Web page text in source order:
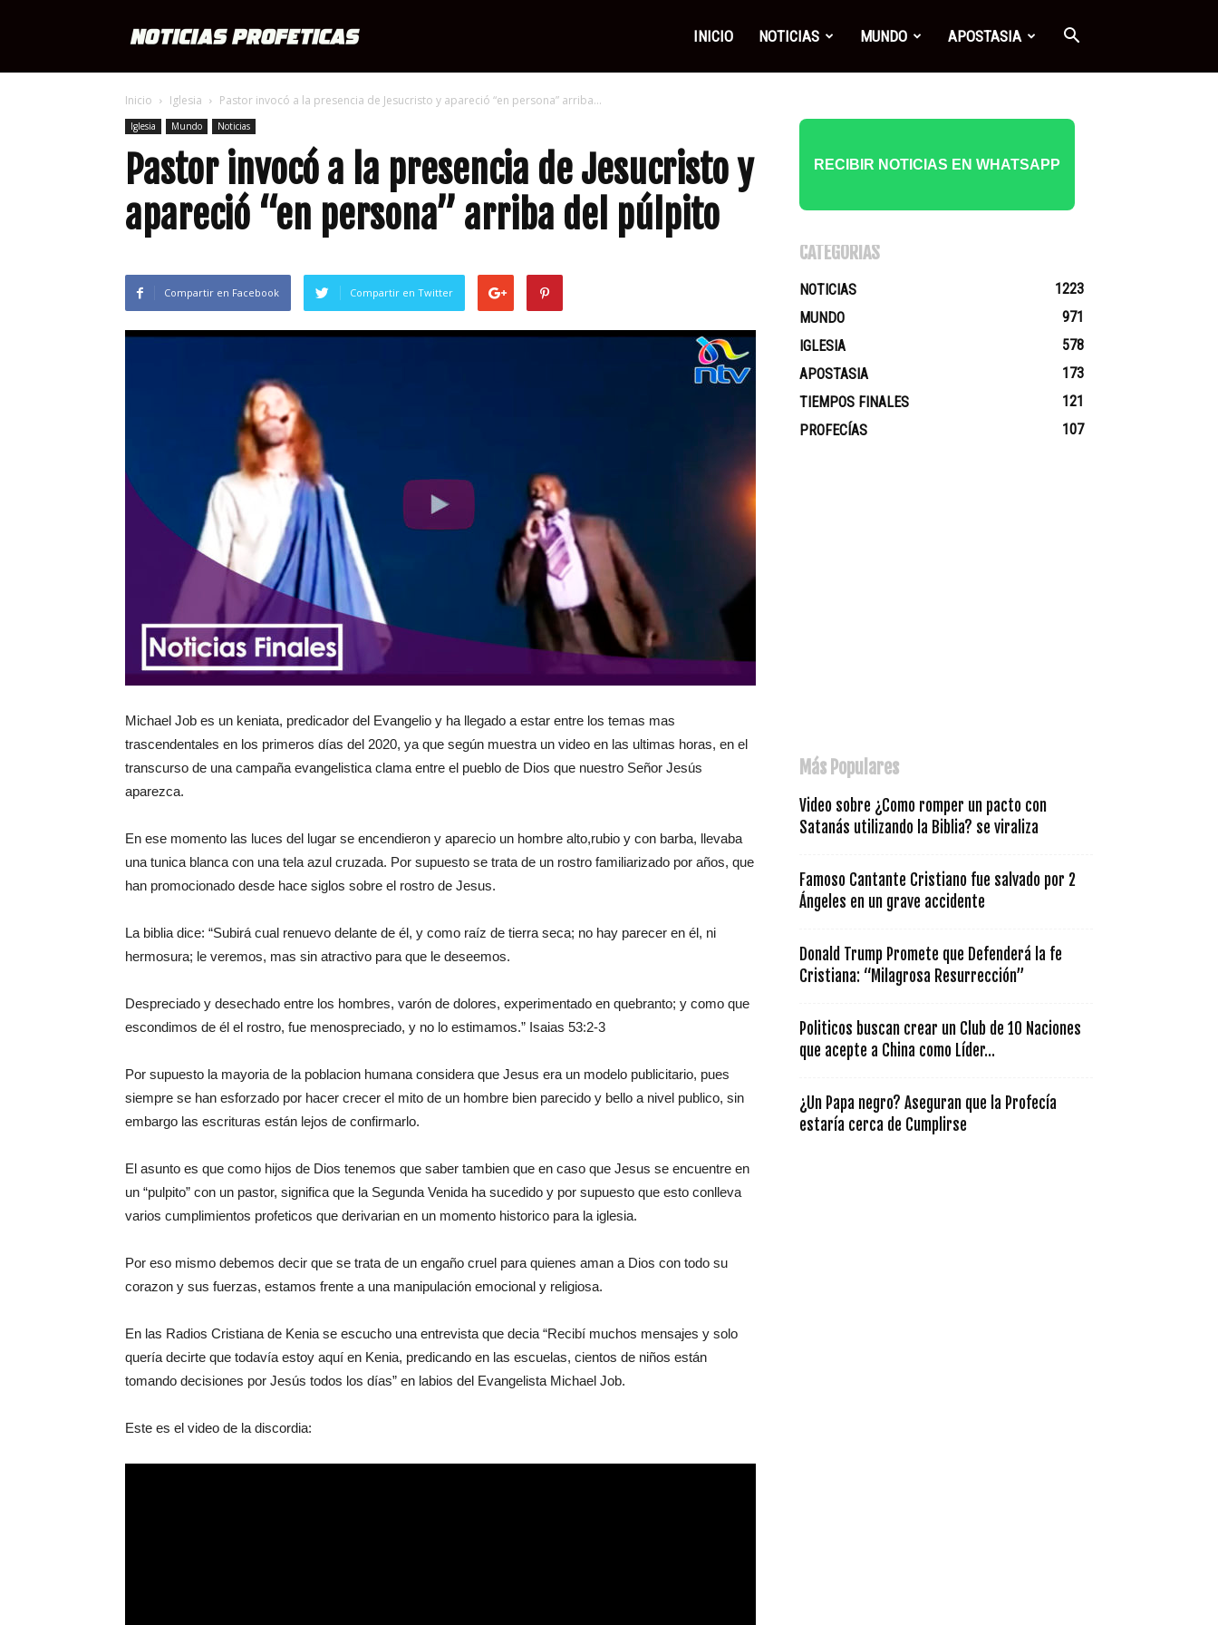
Proféticas
INICIO NOTICIAS MUNDO APOSTASIA
Inicio Iglesia Pastor invocó a la presencia de Jesucristo y apareció “en persona” arriba...
Iglesia Mundo Noticias
Pastor invocó a la presencia de Jesucristo y
apareció “en persona” arriba del púlpito
Compartir en Facebook Compartir en Twitter
Michael Job es un keniata, predicador del Evangelio y ha llegado a estar entre los temas mas
trascendentales en los primeros días del 2020, ya que según muestra un video en las ultimas horas, en el
transcurso de una campaña evangelistica clama entre el pueblo de Dios que nuestro Señor Jesús
aparezca.
En ese momento las luces del lugar se encendieron y aparecio un hombre alto,rubio y con barba, llevaba
una tunica blanca con una tela azul cruzada. Por supuesto se trata de un rostro familiarizado por años, que
han promocionado desde hace siglos sobre el rostro de Jesus.
La biblia dice: “Subirá cual renuevo delante de él, y como raíz de tierra seca; no hay parecer en él, ni
hermosura; le veremos, mas sin atractivo para que le deseemos.
Despreciado y desechado entre los hombres, varón de dolores, experimentado en quebranto; y como que
escondimos de él el rostro, fue menospreciado, y no lo estimamos.” Isaias 53:2-3
Por supuesto la mayoria de la poblacion humana considera que Jesus era un modelo publicitario, pues
siempre se han esforzado por hacer crecer el mito de un hombre bien parecido y bello a nivel publico, sin
embargo las escrituras están lejos de confirmarlo.
El asunto es que como hijos de Dios tenemos que saber tambien que en caso que Jesus se encuentre en
un “pulpito” con un pastor, significa que la Segunda Venida ha sucedido y por supuesto que esto conlleva
varios cumplimientos profeticos que derivarian en un momento historico para la iglesia.
Por eso mismo debemos decir que se trata de un engaño cruel para quienes aman a Dios con todo su
corazon y sus fuerzas, estamos frente a una manipulación emocional y religiosa.
En las Radios Cristiana de Kenia se escucho una entrevista que decia “Recibí muchos mensajes y solo
quería decirte que todavía estoy aquí en Kenia, predicando en las escuelas, cientos de niños están
tomando decisiones por Jesús todos los días” en labios del Evangelista Michael Job.
Este es el video de la discordia:
RECIBIR NOTICIAS EN WHATSAPP
CATEGORÍAS
NOTICIAS
1223
MUNDO
971
IGLESIA
578
APOSTASIA
173
TIEMPOS FINALES
121
PROFECÍAS
107
Más Populares
Video sobre ¿Como romper un pacto con
Satanás utilizando la Biblia? se viraliza
Famoso Cantante Cristiano fue salvado por 2
Ángeles en un grave accidente
Donald Trump Promete que Defenderá la fe
Cristiana: “Milagrosa Resurrección”
Politicos buscan crear un Club de 10 Naciones
que acepte a China como Líder...
¿Un Papa negro? Aseguran que la Profecía
estaría cerca de Cumplirse